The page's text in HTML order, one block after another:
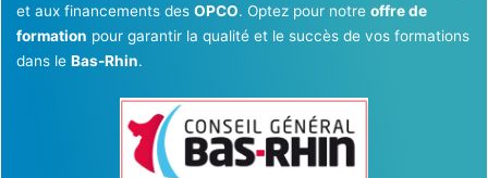
et aux financements des OPCO. Optez pour notre offre de
formation pour garantir la qualité et le succès de vos formations
dans le Bas-Rhin.